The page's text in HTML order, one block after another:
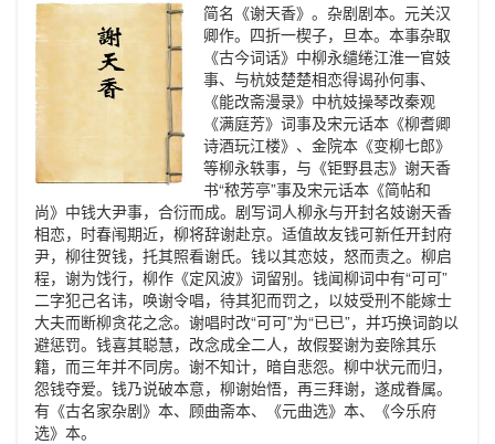
简名《谢天香》。杂剧剧本。元关汉
卿作。四折一楔子，旦本。本事杂取
《古今词话》中柳永缱绻江淮一官妓
事、与杭妓楚楚相恋得谒孙何事、
《能改斋漫录》中杭妓操琴改秦观
《满庭芳》词事及宋元话本《柳耆卿
诗酒玩江楼》、金院本《变柳七郎》
等柳永轶事，与《钜野县志》谢天香
书“秾芳亭”事及宋元话本《简帖和
尚》中钱大尹事，合衍而成。剧写词人柳永与开封名妓谢天香
相恋，时春闱期近，柳将辞谢赴京。适值故友钱可新任开封府
尹，柳往贺钱，托其照看谢氏。钱以其恋妓，怒而责之。柳启
程，谢为饯行，柳作《定风波》词留别。钱闻柳词中有“可可”
二字犯己名讳，唤谢令唱，待其犯而罚之，以妓受刑不能嫁士
大夫而断柳贪花之念。谢唱时改“可可”为“已已”，并巧换词韵以
避惩罚。钱喜其聪慧，改念成全二人，故假娶谢为妾除其乐
籍，而三年并不同房。谢不知计，暗自悲怨。柳中状元而归，
怨钱夺爱。钱乃说破本意，柳谢始悟，再三拜谢，遂成眷属。
有《古名家杂剧》本、顾曲斋本、《元曲选》本、《今乐府
选》本。